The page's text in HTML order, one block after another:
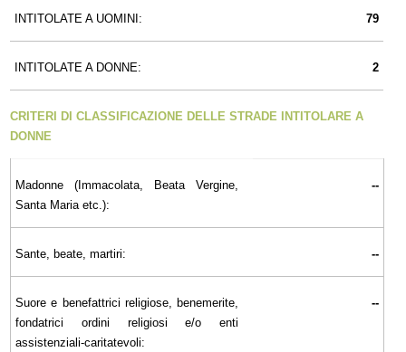
INTITOLATE A UOMINI: 79
INTITOLATE A DONNE: 2
CRITERI DI CLASSIFICAZIONE DELLE STRADE INTITOLARE A
DONNE
Madonne (Immacolata, Beata Vergine,
Santa Maria etc.):
--
Sante, beate, martiri: --
Suore e benefattrici religiose, benemerite,
fondatrici ordini religiosi e/o enti
assistenziali-caritatevoli:
--